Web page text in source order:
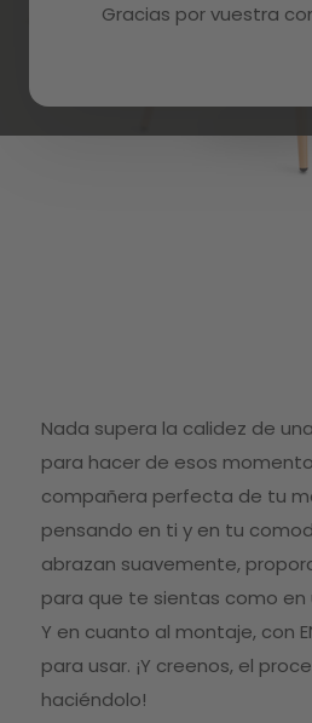
Gracias por vuestra
beginning
images
Nada supera la calidez de
para hacer de esos
compañera perfecta de tu
pensando en ti y en tu
abrazan suavemente,
para que te sientas como en
Y en cuanto al montaje, con
para usar. ¡Y creenos, el
haciéndolo!